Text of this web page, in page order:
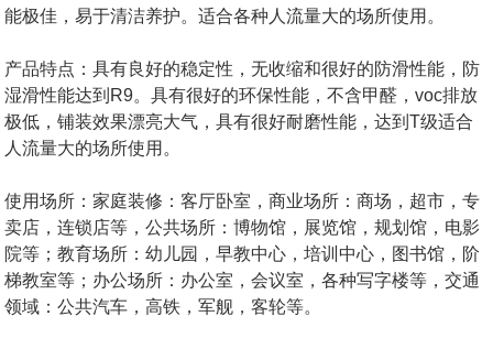
能极佳，易于清洁养护。适合各种人流量大的场所使用。
产品特点：具有良好的稳定性，无收缩和很好的防滑性能，防
湿滑性能达到R9。具有很好的环保性能，不含甲醛，voc排放
极低，铺装效果漂亮大气，具有很好耐磨性能，达到T级适合
人流量大的场所使用。
使用场所：家庭装修：客厅卧室，商业场所：商场，超市，专
卖店，连锁店等，公共场所：博物馆，展览馆，规划馆，电影
院等；教育场所：幼儿园，早教中心，培训中心，图书馆，阶
梯教室等；办公场所：办公室，会议室，各种写字楼等，交通
领域：公共汽车，高铁，军舰，客轮等。